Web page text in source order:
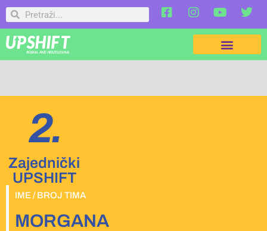
2.
Zajednički
UPSHIFT
IME / BROJ TIMA
MORGANA